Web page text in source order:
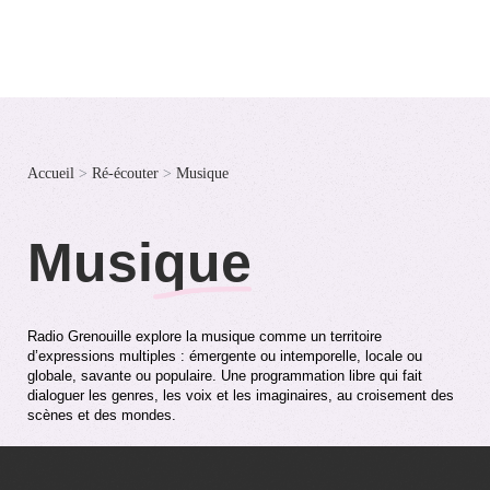
Accueil > Ré-écouter > Musique
Musique
Radio Grenouille explore la musique comme un territoire
d’expressions multiples : émergente ou intemporelle, locale ou
globale, savante ou populaire. Une programmation libre qui fait
dialoguer les genres, les voix et les imaginaires, au croisement des
scènes et des mondes.